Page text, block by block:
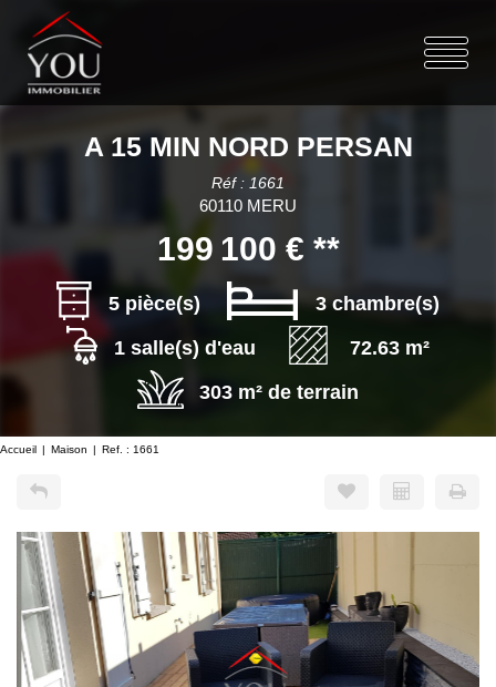
A 15 MIN NORD PERSAN
Réf : 1661
60110 MERU
199 100 € **
5 pièce(s)
3 chambre(s)
1 salle(s) d'eau
72.63 m²
303 m² de terrain
Accueil Maison Ref. : 1661